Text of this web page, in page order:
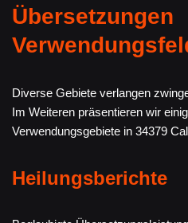
Übersetzungen
Diverse Gebiete verlangen
Im Weiteren präsentieren wir
Verwendungsgebiete in 34379
Heilungsberichte